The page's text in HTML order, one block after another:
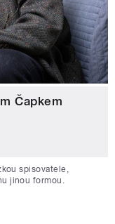
Čapkem
spisovatele,
jinou formou.